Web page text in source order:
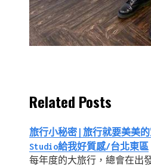
Related Posts
旅行小秘密∣旅行就要美美
Studio給我好質感/台北東區
每年度的大旅行，總會在出